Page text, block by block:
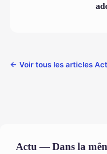
← Voir tous les articles
Actu — Dans la